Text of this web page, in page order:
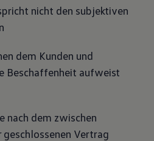
nicht den subjektiven
dem Kunden und
Beschaffenheit aufweist
nach dem zwischen
Vertrag